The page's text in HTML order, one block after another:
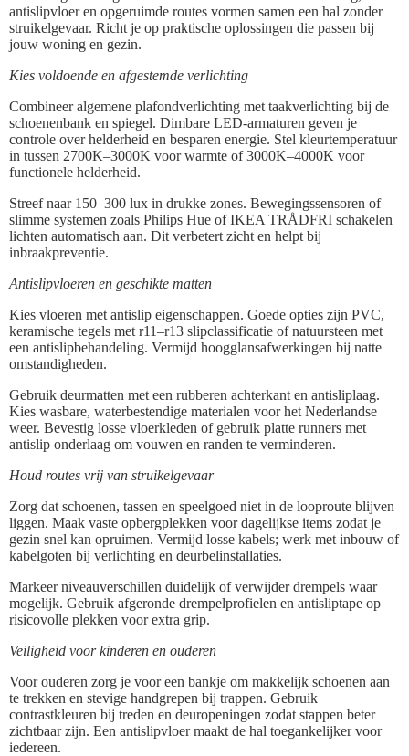
antislipvloer en opgeruimde routes vormen samen een hal zonder
struikelgevaar. Richt je op praktische oplossingen die passen bij
jouw woning en gezin.
Kies voldoende en afgestemde verlichting
Combineer algemene plafondverlichting met taakverlichting bij de
schoenenbank en spiegel. Dimbare LED-armaturen geven je
controle over helderheid en besparen energie. Stel kleurtemperatuur
in tussen 2700K–3000K voor warmte of 3000K–4000K voor
functionele helderheid.
Streef naar 150–300 lux in drukke zones. Bewegingssensoren of
slimme systemen zoals Philips Hue of IKEA TRÅDFRI schakelen
lichten automatisch aan. Dit verbetert zicht en helpt bij
inbraakpreventie.
Antislipvloeren en geschikte matten
Kies vloeren met antislip eigenschappen. Goede opties zijn PVC,
keramische tegels met r11–r13 slipclassificatie of natuursteen met
een antislipbehandeling. Vermijd hoogglansafwerkingen bij natte
omstandigheden.
Gebruik deurmatten met een rubberen achterkant en antisliplaag.
Kies wasbare, waterbestendige materialen voor het Nederlandse
weer. Bevestig losse vloerkleden of gebruik platte runners met
antislip onderlaag om vouwen en randen te verminderen.
Houd routes vrij van struikelgevaar
Zorg dat schoenen, tassen en speelgoed niet in de looproute blijven
liggen. Maak vaste opbergplekken voor dagelijkse items zodat je
gezin snel kan opruimen. Vermijd losse kabels; werk met inbouw of
kabelgoten bij verlichting en deurbelinstallaties.
Markeer niveauverschillen duidelijk of verwijder drempels waar
mogelijk. Gebruik afgeronde drempelprofielen en antisliptape op
risicovolle plekken voor extra grip.
Veiligheid voor kinderen en ouderen
Voor ouderen zorg je voor een bankje om makkelijk schoenen aan
te trekken en stevige handgrepen bij trappen. Gebruik
contrastkleuren bij treden en deuropeningen zodat stappen beter
zichtbaar zijn. Een antislipvloer maakt de hal toegankelijker voor
iedereen.